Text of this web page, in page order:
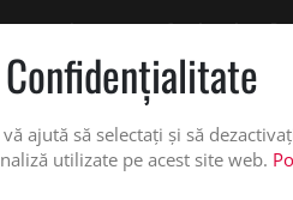
pe office@updateadv.ro.
SERVICII PERSONALIZARE
ajută să selectați și să
utilizate pe acest site web.